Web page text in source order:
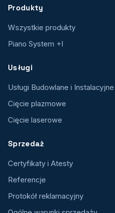
Produkty
Wszystkie produkty
Piano System +I
Usługi
Usługi Budowlane i Instalacyjne
Cięcie plazmowe
Cięcie laserowe
Sprzedaż
Certyfikaty i Atesty
Referencje
Protokół reklamacyjny